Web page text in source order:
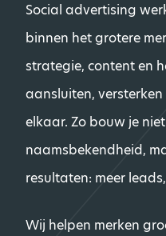
Social advertising
binnen het grotere
strategie, content en
aansluiten,
elkaar. Zo bouw je
naamsbekendheid,
resultaten: meer
Wij helpen merken